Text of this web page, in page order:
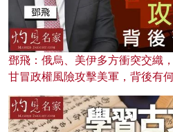
鄧飛：俄烏、美伊多方衝突交織
甘冒政權風險攻擊美軍，背後有